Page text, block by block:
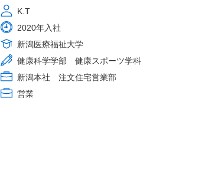
K.T
2020年入社
新潟医療福祉大学
健康科学学部 健康スポーツ学科
新潟本社 注文住宅営業部
営業